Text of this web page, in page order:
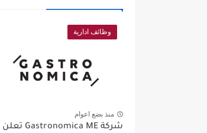
وظائف ادارية
منذ بضع اعوام
شركة Gastronomica ME تعلن